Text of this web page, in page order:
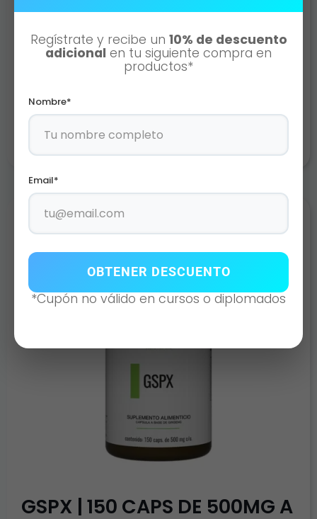
$665.00
GSPX | 150 CAPS DE 500MG A
Regístrate y recibe un 10% de descuento
adicional en tu siguiente compra en
productos*
Nombre*
Email*
OBTENER DESCUENTO
*Cupón no válido en cursos o diplomados